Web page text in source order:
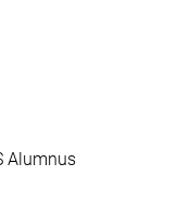
Alumnus